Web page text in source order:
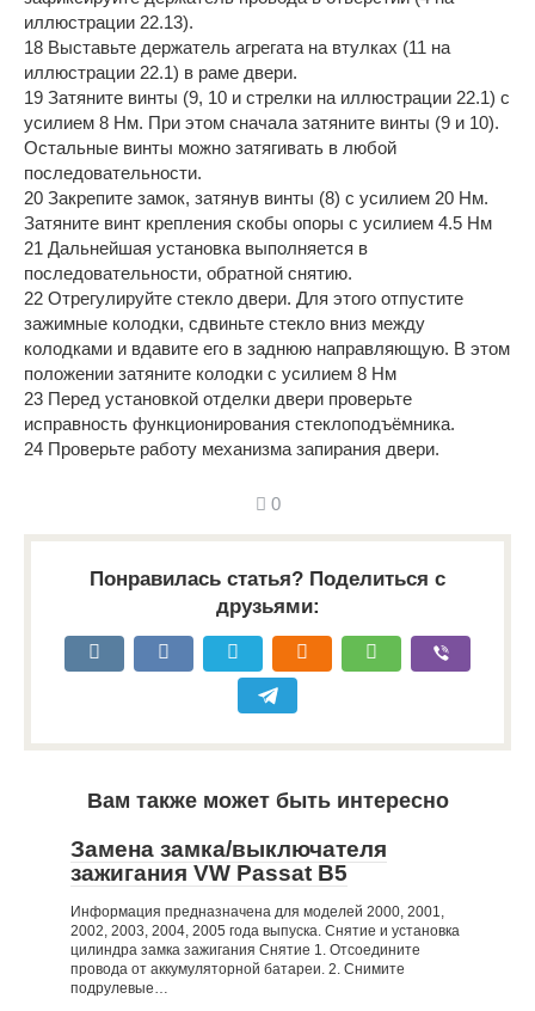
иллюстрации 22.13).
18 Выставьте держатель агрегата на втулках (11 на
иллюстрации 22.1) в раме двери.
19 Затяните винты (9, 10 и стрелки на иллюстрации 22.1) с
усилием 8 Нм. При этом сначала затяните винты (9 и 10).
Остальные винты можно затягивать в любой
последовательности.
20 Закрепите замок, затянув винты (8) с усилием 20 Нм.
Затяните винт крепления скобы опоры с усилием 4.5 Нм
21 Дальнейшая установка выполняется в
последовательности, обратной снятию.
22 Отрегулируйте стекло двери. Для этого отпустите
зажимные колодки, сдвиньте стекло вниз между
колодками и вдавите его в заднюю направляющую. В этом
положении затяните колодки с усилием 8 Нм
23 Перед установкой отделки двери проверьте
исправность функционирования стеклоподъёмника.
24 Проверьте работу механизма запирания двери.
0
Понравилась статья? Поделиться с
друзьями:
Вам также может быть интересно
Замена замка/выключателя
зажигания VW Passat B5
Информация предназначена для моделей 2000, 2001,
2002, 2003, 2004, 2005 года выпуска. Снятие и установка
цилиндра замка зажигания Снятие 1. Отсоедините
провода от аккумуляторной батареи. 2. Снимите
подрулевые…